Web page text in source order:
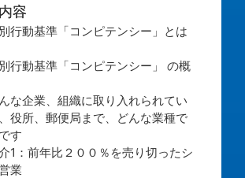
容
行動基準「コンピテンシー」とは
行動基準「コンピテンシー」 の概
な企業、組織に取り入れられてい
役所、郵便局まで、どんな業種で
す
1：前年比２００％を売り切ったシ
業